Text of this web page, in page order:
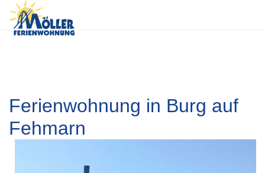
Ferienwohnung in Burg auf
Fehmarn